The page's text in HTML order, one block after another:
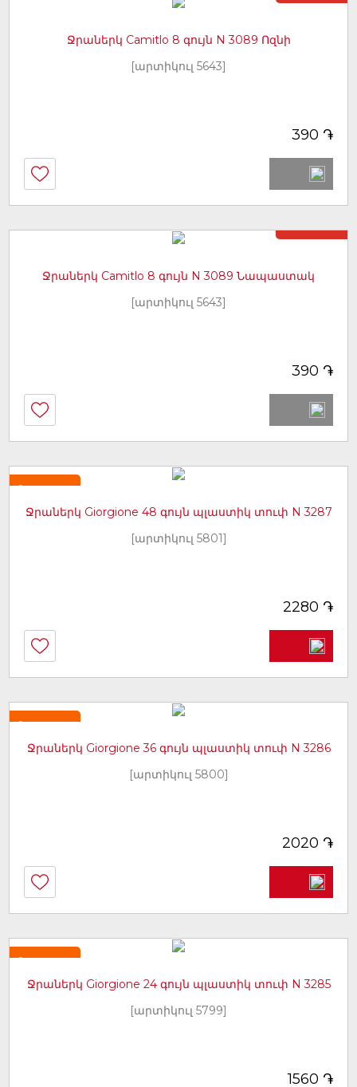
Ջրաներկ Camitlo 8 գույն N 3089 Ոզնի
[արտիկուլ 5643]
390 ֏
Ջրաներկ Camitlo 8 գույն N 3089 Նապաստակ
[արտիկուլ 5643]
390 ֏
Նորույթ
Ջրաներկ Giorgione 48 գույն պլաստիկ տուփ N 3287
[արտիկուլ 5801]
2280 ֏
Նորույթ
Ջրաներկ Giorgione 36 գույն պլաստիկ տուփ N 3286
[արտիկուլ 5800]
2020 ֏
Նորույթ
Ջրաներկ Giorgione 24 գույն պլաստիկ տուփ N 3285
[արտիկուլ 5799]
1560 ֏